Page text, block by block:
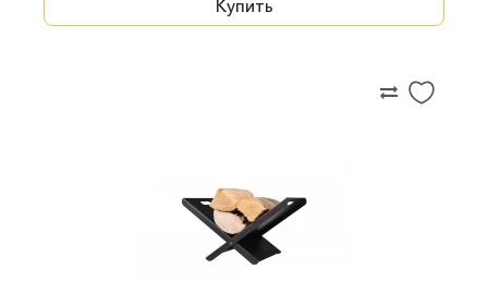
Купить